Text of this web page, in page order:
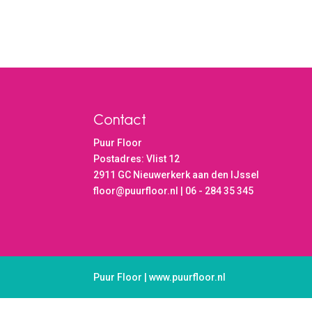
Contact
Puur Floor
Postadres: Vlist 12
2911 GC Nieuwerkerk aan den IJssel
floor@puurfloor.nl | 06 - 284 35 345
Puur Floor | www.puurfloor.nl